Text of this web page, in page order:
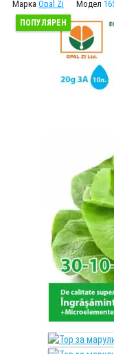
Марка Opal Zi Модел
ПОПУЛЯРЕН